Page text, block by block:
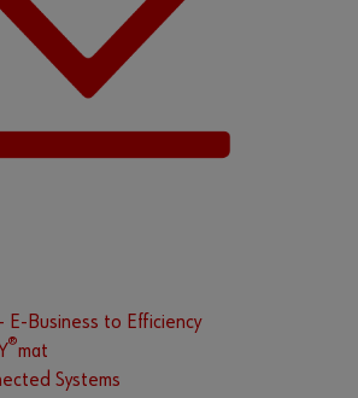
E-Business to Efficiency
®mat
Systems